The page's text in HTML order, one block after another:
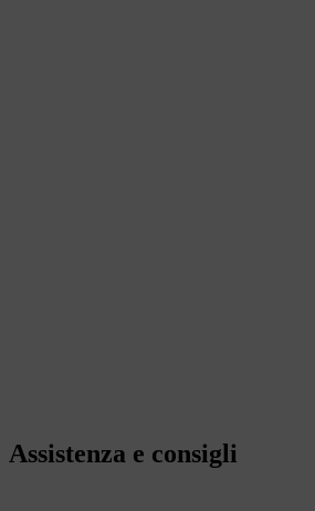
Assistenza e consigli